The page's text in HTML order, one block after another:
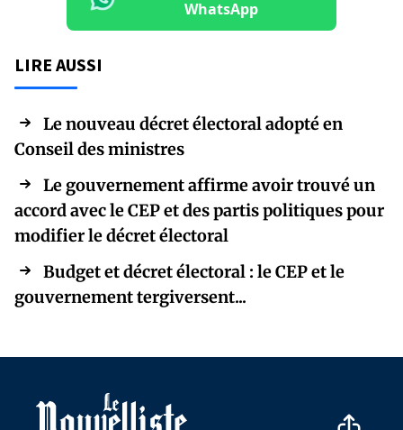
WhatsApp
LIRE AUSSI
Le nouveau décret électoral adopté en
Conseil des ministres
Le gouvernement affirme avoir trouvé un
accord avec le CEP et des partis politiques pour
modifier le décret électoral
Budget et décret électoral : le CEP et le
gouvernement tergiversent...